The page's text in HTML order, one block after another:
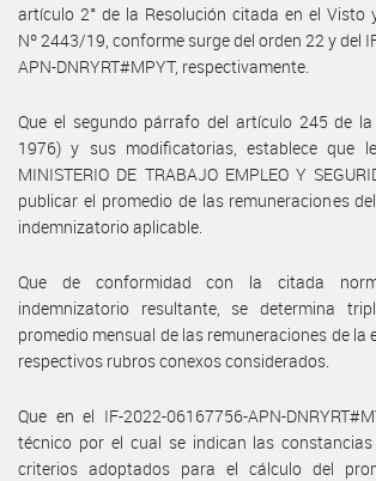
artículo 2° de la Resolución citada en el Visto
Nº 2443/19, conforme surge del orden 22 y del
APN-DNRYRT#MPYT, respectivamente.
Que el segundo párrafo del artículo 245 de
1976) y sus modificatorias, establece que
MINISTERIO DE TRABAJO EMPLEO Y
publicar el promedio de las remuneraciones
indemnizatorio aplicable.
Que de conformidad con la citada
indemnizatorio resultante, se determina
promedio mensual de las remuneraciones de la
respectivos rubros conexos considerados.
Que en el IF-2022-06167756-APN-
técnico por el cual se indican las
criterios adoptados para el cálculo del